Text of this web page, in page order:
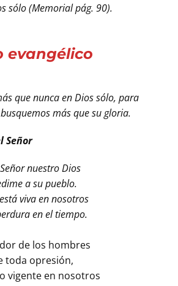
sólo (Memorial pág. 90).
evangélico
que nunca en Dios sólo, para
más que su gloria.
Señor
nuestro Dios
a su pueblo.
viva en nosotros
en el tiempo.
de los hombres
toda opresión,
vigente en nosotros